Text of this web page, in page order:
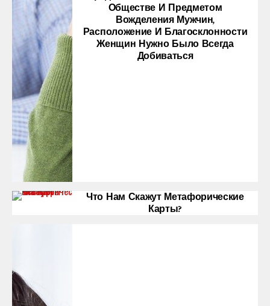
Обществе И Предметом
Вожделения Мужчин,
Расположение И Благосклонности
Женщин Нужно Было Всегда
Добиваться
Что Нам Скажут Метафорические
Карты?